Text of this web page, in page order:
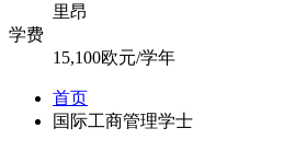
里昂
学费
15,100欧元/学年
首页
国际工商管理学士